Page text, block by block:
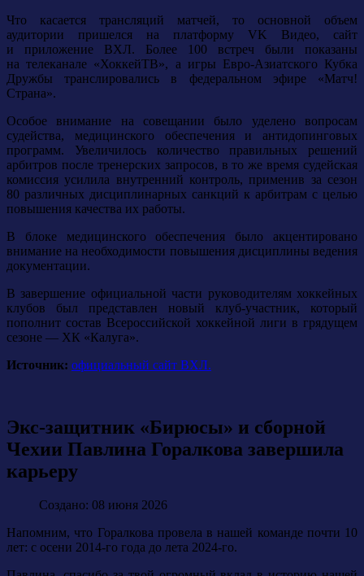
Что касается трансляций матчей, то основной объем
аудитории пришелся на платформу VK Видео, сайт
и приложение ВХЛ. Более 100 встреч были показаны
на телеканале «ХоккейТВ», а игры Евро-Азиатского Кубка
Дружбы транслировались в федеральном эфире «Матч!
Страна».
Особое внимание на совещании было уделено вопросам
судейства, медицинского обеспечения и антидопинговых
программ. Увеличилось количество правильных решений
арбитров после тренерских запросов, в то же время судейская
комиссия усилила внутренний контроль, применив за сезон
80 различных дисциплинарных санкций к арбитрам с целью
повышения качества их работы.
В блоке медицинского обеспечения было акцентировано
внимание на необходимости повышения дисциплины ведения
документации.
В завершение официальной части руководителям хоккейных
клубов был представлен новый клуб-участник, который
пополнит состав Всероссийской хоккейной лиги в грядущем
сезоне — ХК «Калуга».
Источник: официальный сайт ВХЛ.
Экс-защитник «Бирюсы» и сборной
Чехии Павлина Горалкова завершила
карьеру
Создано: 08 июня 2026
Напомним, что Горалкова провела в нашей команде почти 10
лет: с осени 2014-го года до лета 2024-го.